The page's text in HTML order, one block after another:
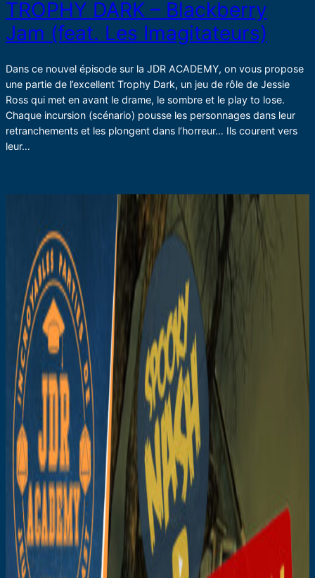
TROPHY DARK – Blackberry
Jam (feat. Les Imagitateurs)
Dans ce nouvel épisode sur la JDR ACADEMY, on vous propose
une partie de l’excellent Trophy Dark, un jeu de rôle de Jessie
Ross qui met en avant le drame, le sombre et le play to lose.
Chaque incursion (scénario) pousse les personnages dans leur
retranchements et les plongent dans l’horreur… Ils courent vers
leur…